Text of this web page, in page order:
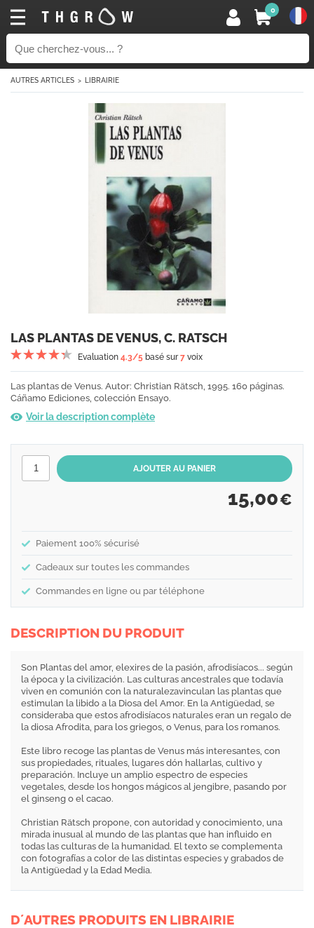
0
AUTRES ARTICLES LIBRAIRIE
LAS PLANTAS DE VENUS, C. RATSCH
Evaluation 4.3/5 basé sur7 voix
Las plantas de Venus. Autor: Christian Rätsch, 1995. 160 páginas.
Cáñamo Ediciones, colección Ensayo.
Voir la description complète
15,00€
Paiement 100% sécurisé
Cadeaux sur toutes les commandes
Commandes en ligne ou par téléphone
DESCRIPTION DU PRODUIT
Son Plantas del amor, elexires de la pasión, afrodisíacos... según
la época y la civilización. Las culturas ancestrales que todavía
viven en comunión con la naturalezavinculan las plantas que
estimulan la libido a la Diosa del Amor. En la Antigüedad, se
consideraba que estos afrodisíacos naturales eran un regalo de
la diosa Afrodita, para los griegos, o Venus, para los romanos.
Este libro recoge las plantas de Venus más interesantes, con
sus propiedades, rituales, lugares dón hallarlas, cultivo y
preparación. Incluye un amplio espectro de especies
vegetales, desde los hongos mágicos al jengibre, pasando por
el ginseng o el cacao.
Christian Rätsch propone, con autoridad y conocimiento, una
mirada inusual al mundo de las plantas que han influido en
todas las culturas de la humanidad. El texto se complementa
con fotografías a color de las distintas especies y grabados de
la Antigüedad y la Edad Media.
D´AUTRES PRODUITS EN LIBRAIRIE